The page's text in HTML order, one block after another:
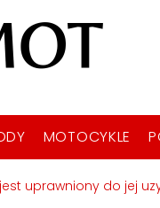
MOTOCYKLE
uprawniony do jej